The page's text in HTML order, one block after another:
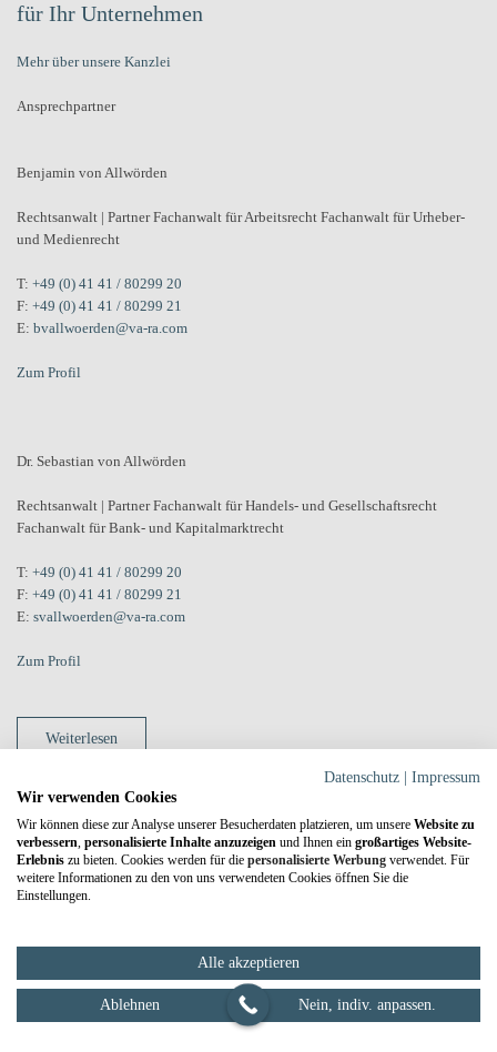
für Ihr Unternehmen
Mehr über unsere Kanzlei
Ansprechpartner
Benjamin von Allwörden
Rechtsanwalt | Partner Fachanwalt für Arbeitsrecht Fachanwalt für Urheber-
und Medienrecht
T: +49 (0) 41 41 / 80299 20
F: +49 (0) 41 41 / 80299 21
E: bvallwoerden@va-ra.com
Zum Profil
Dr. Sebastian von Allwörden
Rechtsanwalt | Partner Fachanwalt für Handels- und Gesellschaftsrecht
Fachanwalt für Bank- und Kapitalmarktrecht
T: +49 (0) 41 41 / 80299 20
F: +49 (0) 41 41 / 80299 21
E: svallwoerden@va-ra.com
Zum Profil
Weiterlesen
Azubi in Stade gesucht!
Rechtsanwalts- und
Notarfachangestellte (m/w/d)
Geschrieben vonSEO-Admin 20. Januar 2023 . Veröffentlicht in
Datenschutz
Impressum
Wir verwenden Cookies
Wir können diese zur Analyse unserer Besucherdaten platzieren, um unsere Website zu
verbessern, personalisierte Inhalte anzuzeigen und Ihnen ein großartiges Website-
Erlebnis zu bieten. Cookies werden für die personalisierte Werbung verwendet. Für
weitere Informationen zu den von uns verwendeten Cookies öffnen Sie die
Einstellungen.
Alle akzeptieren
Ablehnen Nein, indiv. anpassen.